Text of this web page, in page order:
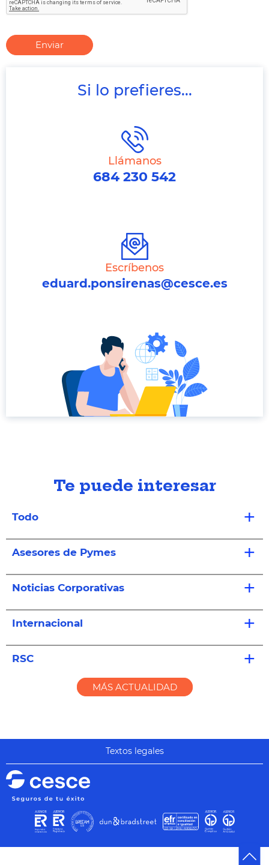
Si lo prefieres...
Llámanos
684 230 542
Escríbenos
eduard.ponsirenas@cesce.es
Enviar
Te puede interesar
Todo
Asesores de Pymes
Noticias Corporativas
Internacional
RSC
MÁS ACTUALIDAD
Textos legales